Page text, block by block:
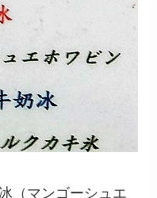
（マンゴーシュエ